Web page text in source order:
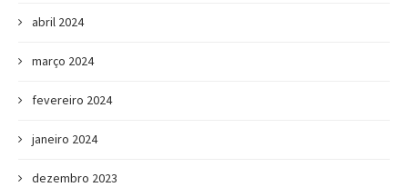
abril 2024
março 2024
fevereiro 2024
janeiro 2024
dezembro 2023